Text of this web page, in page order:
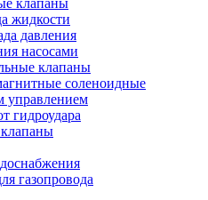
клапаны
жидкости
давления
насосами
клапаны
соленоидные
управлением
гидроудара
газопровода